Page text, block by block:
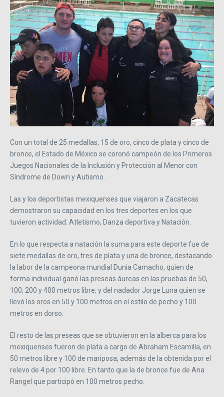
Con un total de 25 medallas, 15 de oro, cinco de plata y cinco de
bronce, el Estado de México se coronó campeón de los Primeros
Juegos Nacionales de la Inclusión y Protección al Menor con
Síndrome de Down y Autismo.
Las y los deportistas mexiquenses que viajaron a Zacatecas
demostraron su capacidad en los tres deportes en los que
tuvieron actividad: Atletismo, Danza deportiva y Natación.
En lo que respecta a natación la suma para este deporte fue de
siete medallas de oro, tres de plata y una de bronce, destacando
la labor de la campeona mundial Dunia Camacho, quien de
forma individual ganó las preseas áureas en las pruebas de 50,
100, 200 y 400 metros libre, y del nadador Jorge Luna quien se
llevó los oros en 50 y 100 metros en el estilo de pecho y 100
metros en dorso.
El resto de las preseas que se obtuvieron en la alberca para los
mexiquenses fueron de plata a cargo de Abraham Escamilla, en
50 metros libre y 100 de mariposa, además de la obtenida por el
relevo de 4 por 100 libre. En tanto que la de bronce fue de Ana
Rangel que participó en 100 metros pecho.